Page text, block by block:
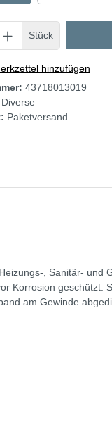
Stück
hinzufügen
43718013019
Diverse
Paketversand
, Sanitär- und
Korrosion geschützt.
am Gewinde